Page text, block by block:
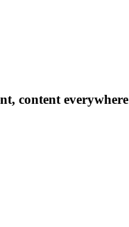
content everywhere